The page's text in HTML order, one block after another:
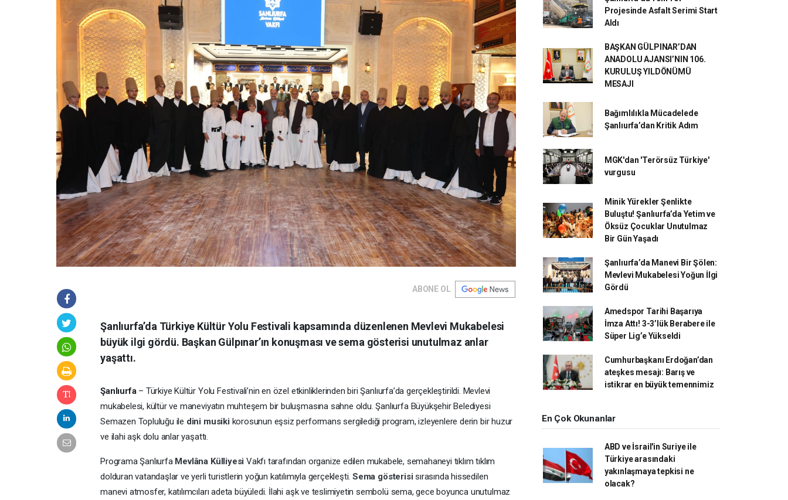
ABONE OL
Şanlıurfa’da Türkiye Kültür Yolu Festivali kapsamında düzenlenen Mevlevi Mukabelesi
büyük ilgi gördü. Başkan Gülpınar’ın konuşması ve sema gösterisi unutulmaz anlar
yaşattı.
Şanlıurfa– Türkiye Kültür Yolu Festivali’nin en özel etkinliklerinden biri Şanlıurfa’da gerçekleştirildi. Mevlevi
mukabelesi, kültür ve maneviyatın muhteşem bir buluşmasına sahne oldu. Şanlıurfa Büyükşehir Belediyesi
Semazen Topluluğu ile dini musiki korosunun eşsiz performans sergilediği program, izleyenlere derin bir huzur
ve ilahi aşk dolu anlar yaşattı.
ProgramaŞanlıurfa Mevlâna Külliyesi Vakfı tarafından organize edilen mukabele, semahaneyi tıklım tıklım
dolduran vatandaşlar ve yerli turistlerin yoğun katılımıyla gerçekleşti.Sema gösterisisırasında hissedilen
manevi atmosfer, katılımcıları adeta büyüledi. İlahi aşk ve teslimiyetin sembolü sema, gece boyunca unutulmaz
Projesinde Asfalt Serimi Start
Aldı
BAŞKAN GÜLPINAR’DAN
ANADOLU AJANSI’NIN 106.
KURULUŞ YILDÖNÜMÜ
MESAJI
Bağımlılıkla Mücadelede
Şanlıurfa’dan Kritik Adım
MGK'dan 'Terörsüz Türkiye'
vurgusu
Minik Yürekler Şenlikte
Buluştu! Şanlıurfa’da Yetim ve
Öksüz Çocuklar Unutulmaz
Bir Gün Yaşadı
Şanlıurfa’da Manevi Bir Şölen:
Mevlevi Mukabelesi Yoğun İlgi
Gördü
Amedspor Tarihi Başarıya
İmza Attı! 3-3’lük Berabere ile
Süper Lig’e Yükseldi
Cumhurbaşkanı Erdoğan’dan
ateşkes mesajı: Barış ve
istikrar en büyük temennimiz
En Çok Okunanlar
ABD ve İsrail'in Suriye ile
Türkiye arasındaki
yakınlaşmaya tepkisi ne
olacak?